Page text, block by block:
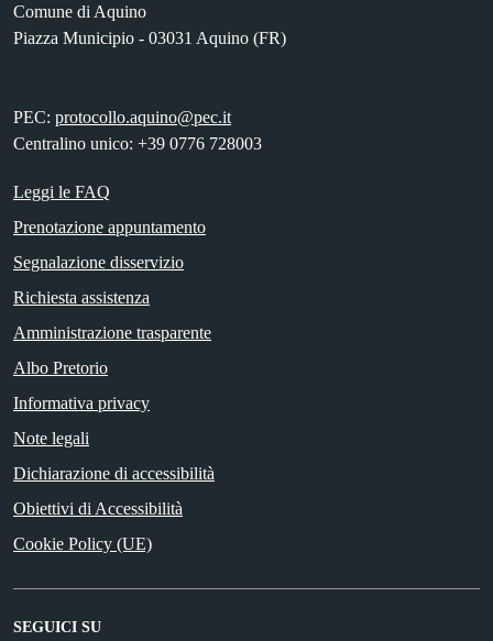
Comune di Aquino
Piazza Municipio - 03031 Aquino (FR)
PEC: protocollo.aquino@pec.it
Centralino unico: +39 0776 728003
Leggi le FAQ
Prenotazione appuntamento
Segnalazione disservizio
Richiesta assistenza
Amministrazione trasparente
Albo Pretorio
Informativa privacy
Note legali
Dichiarazione di accessibilità
Obiettivi di Accessibilità
Cookie Policy (UE)
SEGUICI SU